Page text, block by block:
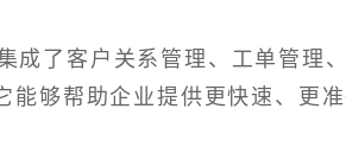
成了客户关系管理、工单管理
够帮助企业提供更快速、更准